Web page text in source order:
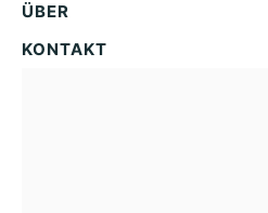
ÜBER
KONTAKT